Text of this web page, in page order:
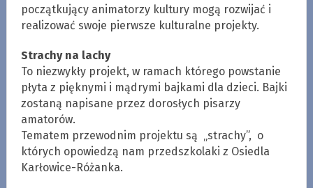
początkujący animatorzy kultury mogą rozwijać i
realizować swoje pierwsze kulturalne projekty.
Strachy na lachy
To niezwykły projekt, w ramach którego powstanie
płyta z pięknymi i mądrymi bajkami dla dzieci. Bajki
zostaną napisane przez dorosłych pisarzy
amatorów.
Tematem przewodnim projektu są „strachy”, o
których opowiedzą nam przedszkolaki z Osiedla
Karłowice-Różanka.